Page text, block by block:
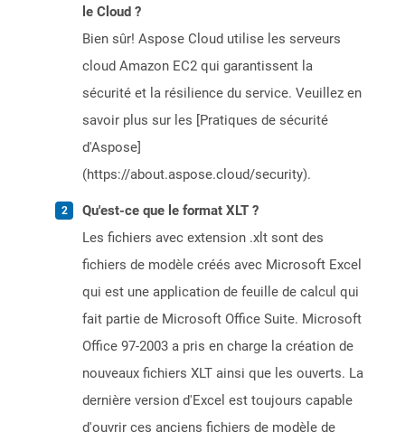
le Cloud ?
Bien sûr! Aspose Cloud utilise les serveurs
cloud Amazon EC2 qui garantissent la
sécurité et la résilience du service. Veuillez en
savoir plus sur les [Pratiques de sécurité
d'Aspose]
(https://about.aspose.cloud/security).
Qu'est-ce que le format XLT ?
Les fichiers avec extension .xlt sont des
fichiers de modèle créés avec Microsoft Excel
qui est une application de feuille de calcul qui
fait partie de Microsoft Office Suite. Microsoft
Office 97-2003 a pris en charge la création de
nouveaux fichiers XLT ainsi que les ouverts. La
dernière version d'Excel est toujours capable
d'ouvrir ces anciens fichiers de modèle de